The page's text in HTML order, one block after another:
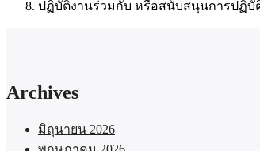
ปฏิบัติงานร่วมกับ หรือสนับสนุนการปฏิบั
Archives
มิถุนายน 2026